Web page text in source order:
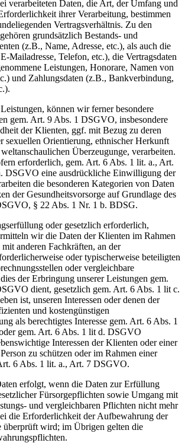
verarbeiteten Daten, die Art, der Umfang und
ihrer Verarbeitung, bestimmen
Vertragsverhältnis. Zu den
grundsätzlich Bestands- und
(z.B., Name, Adresse, etc.), als auch die
Mailadresse, Telefon, etc.), die Vertragsdaten
Leistungen, Honorare, Namen von
und Zahlungsdaten (z.B., Bankverbindung,
können wir ferner besondere
gem. Art. 9 Abs. 1 DSGVO, insbesondere
der Klienten, ggf. mit Bezug zu deren
sexuellen Orientierung, ethnischer Herkunft
Überzeugunge, verarbeiten.
erforderlich, gem. Art. 6 Abs. 1 lit. a., Art.
DSGVO eine ausdrückliche Einwilligung der
die besonderen Kategorien von Daten
der Gesundheitsvorsorge auf Grundlage des
§ 22 Abs. 1 Nr. 1 b. BDSG.
oder gesetzlich erforderlich,
wir die Daten der Klienten im Rahmen
anderen Fachkräften, an der
oder typischerweise beteiligten
oder vergleichbare
der Erbringung unserer Leistungen gem.
dient, gesetzlich gem. Art. 6 Abs. 1 lit c.
ist, unseren Interessen oder denen der
und kostengünstigen
als berechtigtes Interesse gem. Art. 6 Abs. 1
gem. Art. 6 Abs. 1 lit d. DSGVO
Interessen der Klienten oder einer
zu schützen oder im Rahmen einer
6 Abs. 1 lit. a., Art. 7 DSGVO.
erfolgt, wenn die Daten zur Erfüllung
Fürsorgepflichten sowie Umgang mit
und vergleichbaren Pflichten nicht mehr
die Erforderlichkeit der Aufbewahrung der
überprüft wird; im Übrigen gelten die